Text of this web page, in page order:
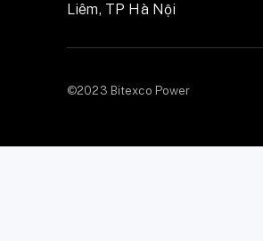
Liêm, TP Hà Nội
©2023 Bitexco Power